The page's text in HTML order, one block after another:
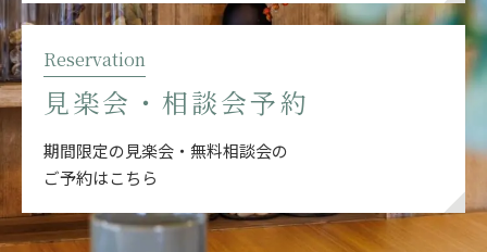
Reservation
見楽会・相談会予約
期間限定の見楽会・無料相談会の
ご予約はこちら